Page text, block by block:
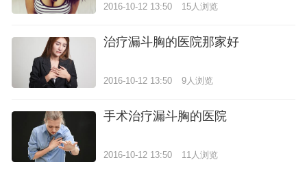
2016-10-12 13:50 15人浏览
治疗漏斗胸的医院那家好
2016-10-12 13:50 9人浏览
手术治疗漏斗胸的医院
2016-10-12 13:50 11人浏览